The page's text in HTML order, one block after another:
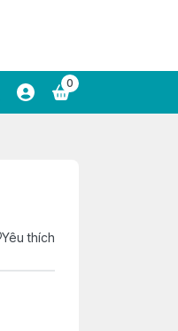
0
Yêu thích